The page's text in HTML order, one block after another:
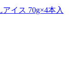
イス 70g×4本入